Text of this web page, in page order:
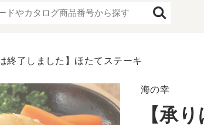
終了しました】ほたてステーキ
海の幸
【承